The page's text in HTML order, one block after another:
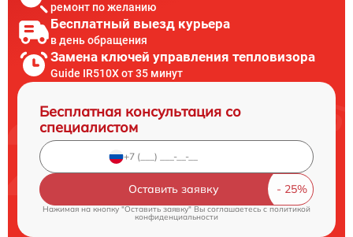
ремонт по желанию
Бесплатный выезд курьера
в день обращения
Замена ключей управления тепловизора
Guide IR510X от 35 минут
Бесплатная консультация со
специалистом
Оставить заявку
Нажимая на кнопку "Оставить заявку" Вы соглашаетесь cполитикой
конфиденциальности